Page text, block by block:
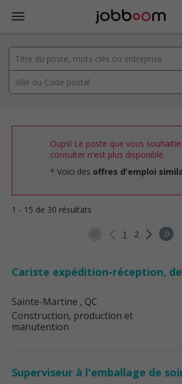
Oups! Le poste que vous
consulter n'est plus disponible.
Voici des offres d'emploi
1 - 15 de 30 résultats
1 2
Cariste expédition-réception,
Sainte-Martine , QC
Construction, production et
manutention
Superviseur à l'emballage de